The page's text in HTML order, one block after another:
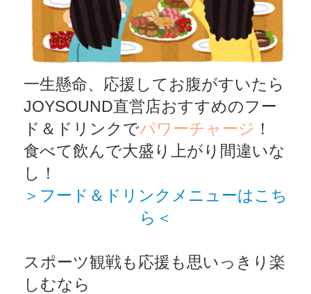
一生懸命、応援してお腹がすいたら
JOYSOUND直営店おすすめのフー
ド＆ドリンクでパワーチャージ ！
食べて飲んで大盛り上がり間違いな
し！
＞フード＆ドリンクメニューはこち
ら＜
スポーツ観戦も応援も思いっきり楽
しむなら